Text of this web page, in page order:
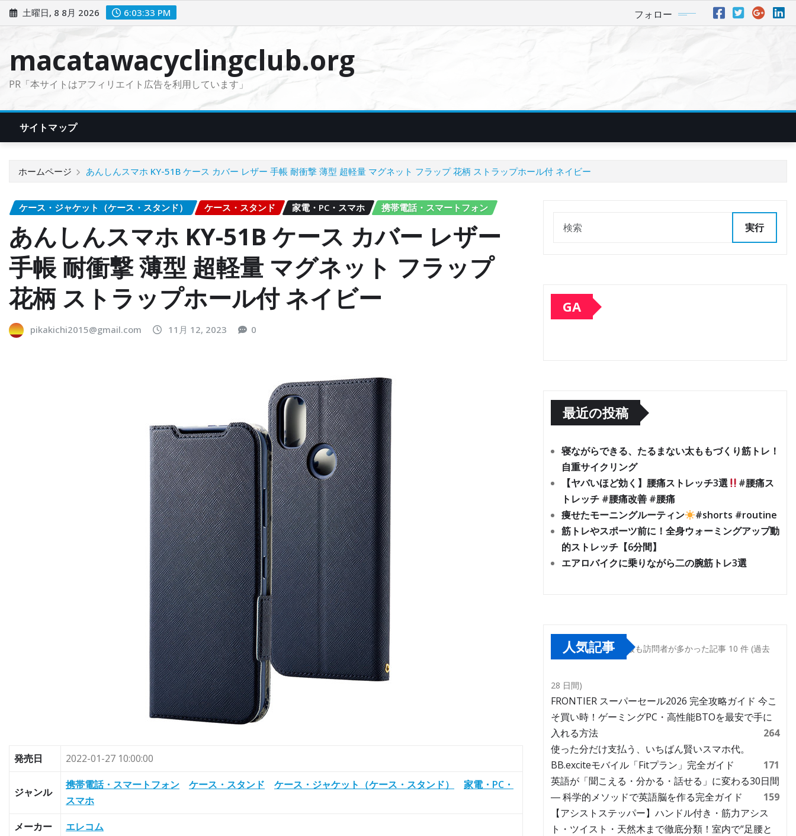
ン
土曜日, 8 8月 2026 6:03:34 PM フォロー
macatawacyclingclub.org
PR「本サイトはアフィリエイト広告を利用しています」
サイトマップ
ホームページ あんしんスマホ KY-51B ケース カバー レザー 手帳 耐衝撃 薄型 超軽量 マグネット フラップ 花柄 ストラップホール付 ネイビー
ケース・ジャケット（ケース・スタンド） ケース・スタンド 家電・PC・スマホ 携帯電話・スマートフォン
あんしんスマホ KY-51B ケース カバー レザー
手帳 耐衝撃 薄型 超軽量 マグネット フラップ
花柄 ストラップホール付 ネイビー
pikakichi2015@gmail.com 11月 12, 2023 0
発売日 2022-01-27 10:00:00
ジャンル
携帯電話・スマートフォン ケース・スタンド ケース・ジャケット（ケース・スタンド）
家電・PC・
スマホ
メーカー
エレコム
実行
GA
最近の投稿
寝ながらできる、たるまない太ももづくり筋トレ！
自重サイクリング
【ヤバいほど効く】腰痛ストレッチ3選
#腰痛ス
トレッチ #腰痛改善 #腰痛
痩せたモーニングルーティン
#shorts #routine
筋トレやスポーツ前に！全身ウォーミングアップ動
的ストレッチ【6分間】
エアロバイクに乗りながら二の腕筋トレ3選
人気記事 最も訪問者が多かった記事 10 件 (過去
28 日間)
FRONTIER スーパーセール2026 完全攻略ガイド 今こ
そ買い時！ゲーミングPC・高性能BTOを最安で手に
入れる方法
264
使った分だけ支払う、いちばん賢いスマホ代。
BB.exciteモバイル「Fitプラン」完全ガイド
171
英語が「聞こえる・分かる・話せる」に変わる30日間
― 科学的メソッドで英語脳を作る完全ガイド
159
【アシストステッパー】ハンドル付き・筋力アシス
ト・ツイスト・天然木まで徹底分類！室内で“足腰と